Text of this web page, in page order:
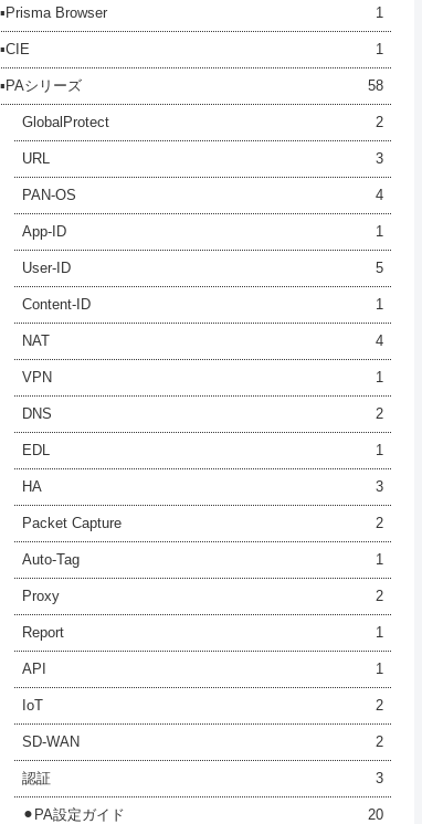
▪️Prisma Browser 1
▪️CIE 1
▪️PAシリーズ 58
GlobalProtect 2
URL 3
PAN-OS 4
App-ID 1
User-ID 5
Content-ID 1
NAT 4
VPN 1
DNS 2
EDL 1
HA 3
Packet Capture 2
Auto-Tag 1
Proxy 2
Report 1
API 1
IoT 2
SD-WAN 2
認証 3
⚫︎PA設定ガイド 20